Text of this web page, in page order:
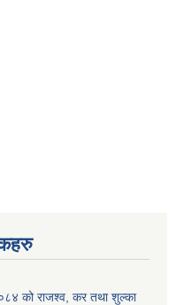
को राजश्व, कर तथा शुल्का